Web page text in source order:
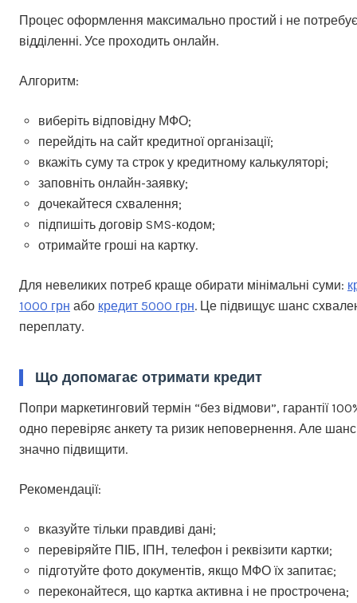
Процес оформлення максимально простий і не потребує
відділенні. Усе проходить онлайн.
Алгоритм:
виберіть відповідну МФО;
перейдіть на сайт кредитної організації;
вкажіть суму та строк у кредитному калькуляторі;
заповніть онлайн-заявку;
дочекайтеся схвалення;
підпишіть договір SMS-кодом;
отримайте гроші на картку.
Для невеликих потреб краще обирати мінімальні суми:
1000 грн або кредит 5000 грн. Це підвищує шанс
переплату.
Що допомагає отримати кредит
Попри маркетинговий термін “без відмови”, гарантії
одно перевіряє анкету та ризик неповернення. Але
значно підвищити.
Рекомендації:
вказуйте тільки правдиві дані;
перевіряйте ПІБ, ІПН, телефон і реквізити картки;
підготуйте фото документів, якщо МФО їх запитає;
переконайтеся, що картка активна і не прострочена;